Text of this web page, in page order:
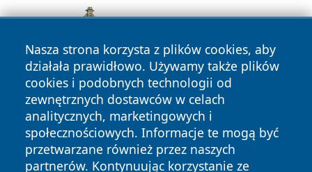
Nasza strona korzysta z plików cookies, aby
działała prawidłowo. Używamy także plików
cookies i podobnych technologii od
zewnętrznych dostawców w celach
analitycznych, marketingowych i
społecznościowych. Informacje te mogą być
przetwarzane również przez naszych
partnerów. Kontynuując korzystanie ze